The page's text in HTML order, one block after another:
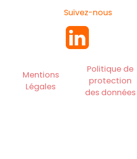
Suivez-nous
Mentions
Légales
Politique de
protection
des données